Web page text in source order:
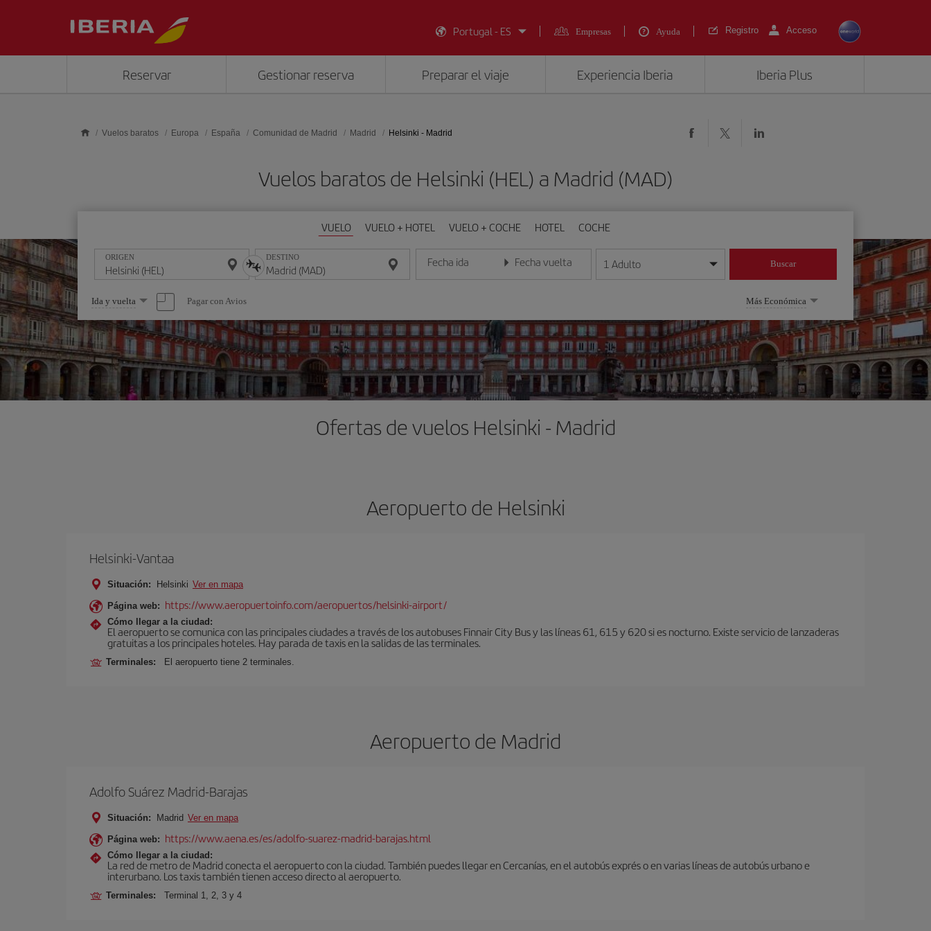
Portugal - ES
Empresas Ayuda Registro Acceso
Reservar Gestionar reserva Preparar el viaje Experiencia Iberia Iberia Plus
Vuelos baratos Europa España Comunidad de Madrid Madrid Helsinki - Madrid
Vuelos baratos de Helsinki (HEL) a Madrid (MAD)
VUELO VUELO + HOTEL VUELO + COCHE HOTEL COCHE
ORIGEN DESTINO Fecha ida
Introduce la fecha en formato día/mes/año
Fecha vuelta
Introduce la fecha en formato día/mes/año
1 Adulto Buscar
Seleccione
una
opción
Ida y vuelta Pagar con Avios Más Económica
Ofertas de vuelos Helsinki - Madrid
Aeropuerto de Helsinki
Helsinki-Vantaa
Situación: Helsinki Ver en mapa
Página web: https://www.aeropuertoinfo.com/aeropuertos/helsinki-airport/
Cómo llegar a la ciudad:
El aeropuerto se comunica con las principales ciudades a través de los autobuses Finnair City Bus y las líneas 61, 615 y 620 si es nocturno. Existe servicio de lanzaderas
gratuitas a los principales hoteles. Hay parada de taxis en la salidas de las terminales.
Terminales: El aeropuerto tiene 2 terminales.
Aeropuerto de Madrid
Adolfo Suárez Madrid-Barajas
Situación: Madrid Ver en mapa
Página web: https://www.aena.es/es/adolfo-suarez-madrid-barajas.html
Cómo llegar a la ciudad:
La red de metro de Madrid conecta el aeropuerto con la ciudad. También puedes llegar en Cercanías, en el autobús exprés o en varias líneas de autobús urbano e
interurbano. Los taxis también tienen acceso directo al aeropuerto.
Terminales: Terminal 1, 2, 3 y 4